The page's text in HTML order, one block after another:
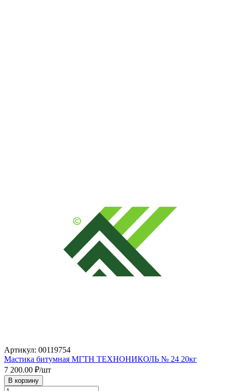
Артикул: 00119754
Мастика битумная МГТН ТЕХНОНИКОЛЬ № 24 20кг
7 200.00 ₽/шт
В корзину